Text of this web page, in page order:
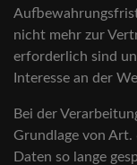
nicht mehr zur
erforderlich sind
Interesse an der
Bei der
Grundlage von Art.
Daten so lange